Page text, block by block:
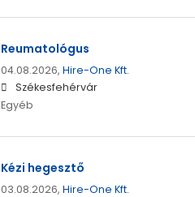
Reumatológus
04.08.2026, Hire-One Kft.
Székesfehérvár
Egyéb
Kézi hegesztő
03.08.2026, Hire-One Kft.